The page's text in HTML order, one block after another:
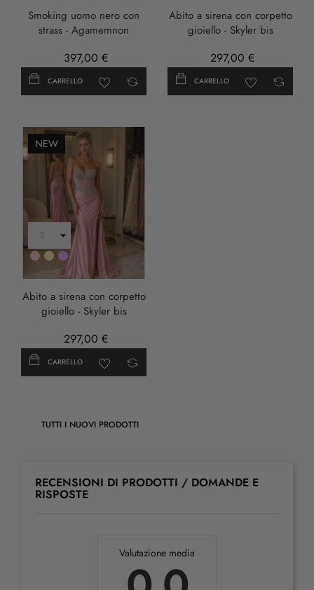
Smoking uomo nero con
strass - Agamemnon
397,00 €
CARRELLO
Abito a sirena con corpetto
gioiello - Skyler bis
297,00 €
CARRELLO
NEW
RosaOroLILLA
Abito a sirena con corpetto
gioiello - Skyler bis
297,00 €
CARRELLO
TUTTI I NUOVI PRODOTTI
RECENSIONI DI PRODOTTI / DOMANDE E
RISPOSTE
Valutazione media